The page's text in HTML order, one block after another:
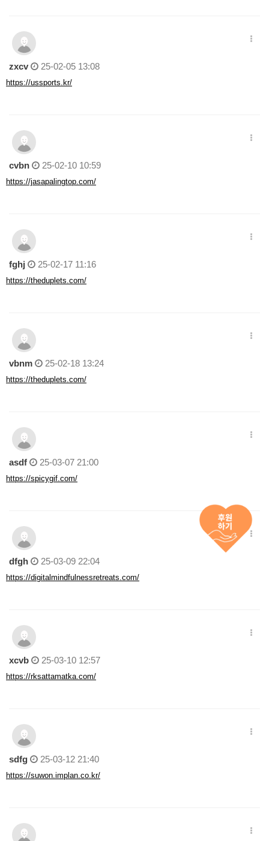
zxcv 25-02-05 13:08
https://ussports.kr/
cvbn 25-02-10 10:59
https://jasapalingtop.com/
fghj 25-02-17 11:16
https://theduplets.com/
vbnm 25-02-18 13:24
https://theduplets.com/
asdf 25-03-07 21:00
https://spicygif.com/
dfgh 25-03-09 22:04
https://digitalmindfulnessretreats.com/
xcvb 25-03-10 12:57
https://rksattamatka.com/
sdfg 25-03-12 21:40
https://suwon.implan.co.kr/